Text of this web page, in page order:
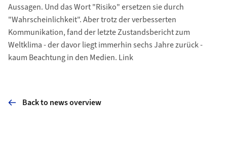
Aussagen. Und das Wort "Risiko" ersetzen sie durch
"Wahrscheinlichkeit". Aber trotz der verbesserten
Kommunikation, fand der letzte Zustandsbericht zum
Weltklima - der davor liegt immerhin sechs Jahre zurück -
kaum Beachtung in den Medien. Link
Back to news overview